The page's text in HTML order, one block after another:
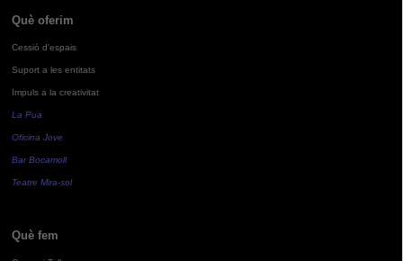
Què oferim
Cessió d'espais
Suport a les entitats
Impuls a la creativitat
La Pua
Oficina Jove
Bar Bocamoll
Teatre Mira-sol
Què fem